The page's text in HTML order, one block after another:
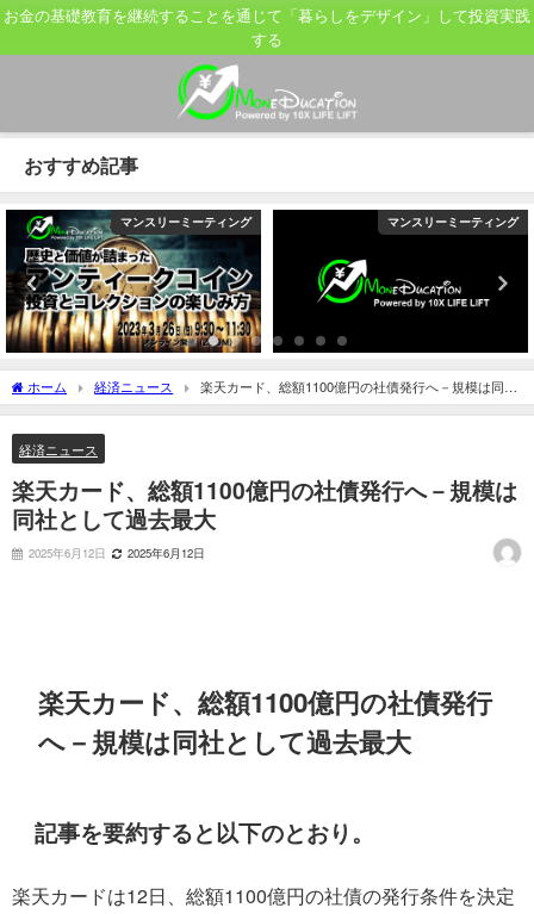
お金の基礎教育を継続することを通じて「暮らしをデザイン」して投資実践
する
おすすめ記事
マンスリーミーティング マンスリーミーティング
ホーム 経済ニュース
楽天カード、総額1100億円の社債発行へ－規模は同社
として過去最大
経済ニュース
楽天カード、総額1100億円の社債発行へ－規模は
同社として過去最大
2025年6月12日 2025年6月12日
楽天カード、総額1100億円の社債発行
へ－規模は同社として過去最大
記事を要約すると以下のとおり。
楽天カードは12日、総額1100億円の社債の発行条件を決定